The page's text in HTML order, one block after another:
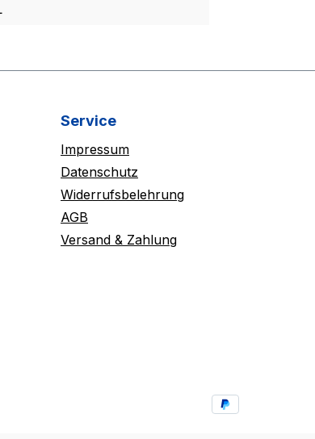
Service
Impressum
Datenschutz
Widerrufsbelehrung
AGB
Versand & Zahlung